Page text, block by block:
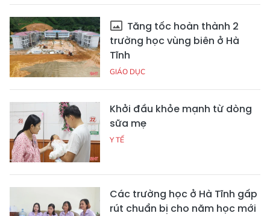
Tăng tốc hoàn thành 2
trường học vùng biên ở Hà
Tĩnh
GIÁO DỤC
Khởi đầu khỏe mạnh từ dòng
sữa mẹ
Y TẾ
Các trường học ở Hà Tĩnh gấp
rút chuẩn bị cho năm học mới